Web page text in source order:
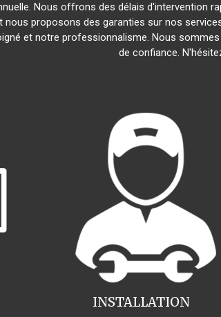
Nous offrons des délais d'intervention
proposons des garanties sur nos
et notre professionnalisme. Nous
de confiance.
INSTALLATION